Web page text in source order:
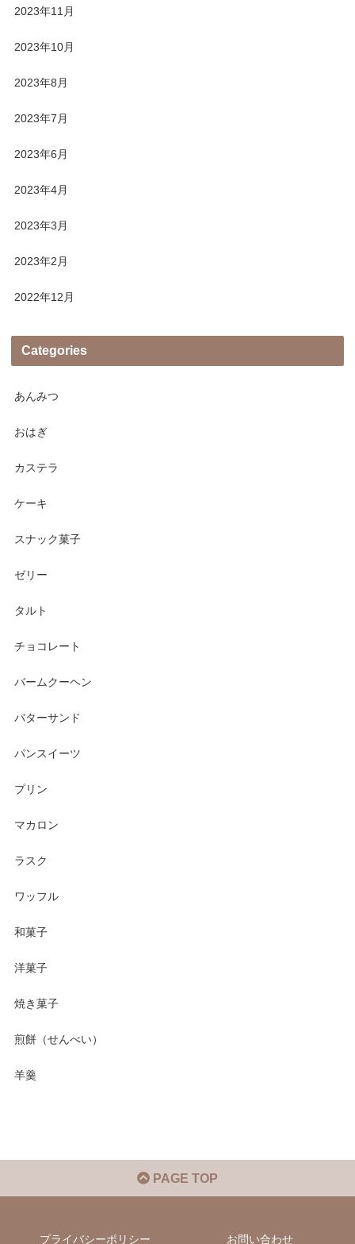
2023年11月
2023年10月
2023年8月
2023年7月
2023年6月
2023年4月
2023年3月
2023年2月
2022年12月
Categories
あんみつ
おはぎ
カステラ
ケーキ
スナック菓子
ゼリー
タルト
チョコレート
バームクーヘン
バターサンド
パンスイーツ
プリン
マカロン
ラスク
ワッフル
和菓子
洋菓子
焼き菓子
煎餅（せんべい）
羊羹
PAGE TOP
プライバシーポリシー お問い合わせ